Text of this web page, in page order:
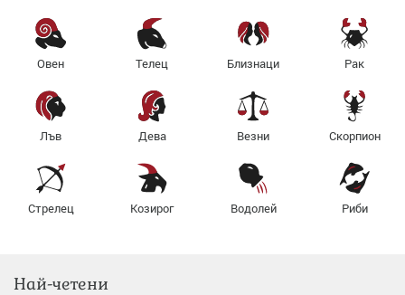
Овен Телец Близнаци Рак
Лъв Дева Везни Скорпион
Стрелец Козирог Водолей Риби
Най-четени